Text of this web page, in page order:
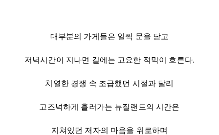
대부분의 가게들은 일찍 문을 닫고
저녁시간이 지나면 길에는 고요한 적막이 흐른다.
치열한 경쟁 속 조급했던 시절과 달리
고즈넉하게 흘러가는 뉴질랜드의 시간은
지쳐있던 저자의 마음을 위로하며